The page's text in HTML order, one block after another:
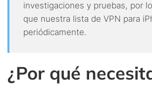
investigaciones y pruebas, por
que nuestra lista de VPN para
periódicamente.
¿Por qué